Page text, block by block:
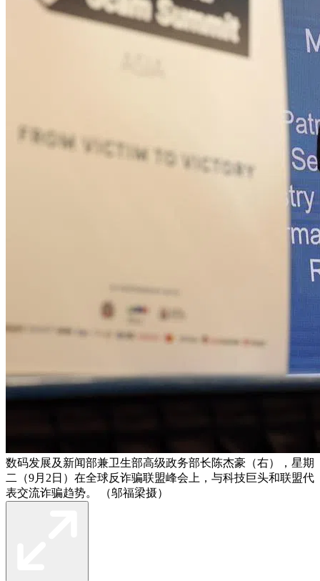
数码发展及新闻部兼卫生部高级政务部长陈杰豪（右），星期
二（9月2日）在全球反诈骗联盟峰会上，与科技巨头和联盟代
表交流诈骗趋势。 （邬福梁摄）